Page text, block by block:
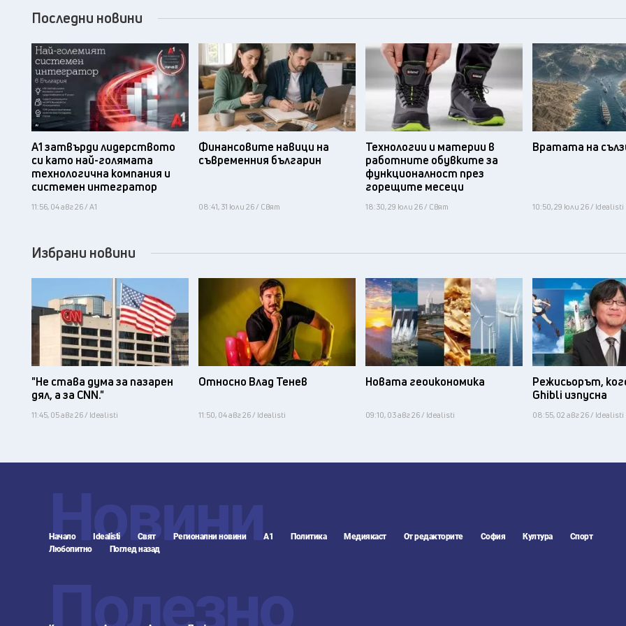
Последни новини
А1 затвърди лидерството
си като най-голямата
технологична компания и
системен интегратор
11:56, 04 авг 26 / А1
Финансовите навици на
съвременния българин
08:41, 31 юли 26 / Свят
Технологии и материи в
работните обувките за
функционалност през
горещите месеци
18:30, 29 юли 26 / Свят
Вратата на
10:50, 29 юли 26 / Idealisti
Избрани новини
"Не става дума за пазарен
дял, а за CNN."
11:45, 05 авг 26 / Idealisti
Относно Влад Тенев
11:50, 04 авг 26 / Idealisti
Новата геоикономика
09:10, 03 авг 26 / Idealisti
Режисьорът,
Ghibli изпусна
08:55, 02 авг 26 / Idealisti
Новини
Начало Idealisti Свят Регионални новини А1 Политика Медиякаст От редакторите София Култура
Спорт
Любопитно
Поглед назад
Полезно